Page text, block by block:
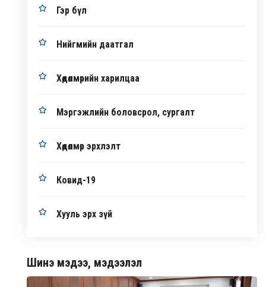
Гэр бүл
Нийгмийн даатгал
Хөдөлмөрийн харилцаа
Мэргэжлийн боловсрол, сургалт
Хөдөлмөр эрхлэлт
Ковид-19
Хууль эрх зүй
Шинэ мэдээ, мэдээлэл